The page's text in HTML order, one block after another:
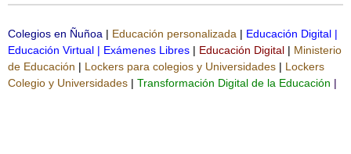
Colegios en Ñuñoa | Educación personalizada | Educación Digital |
Educación Virtual | Exámenes Libres | Educación Digital | Ministerio
de Educación | Lockers para colegios y Universidades | Lockers
Colegio y Universidades | Transformación Digital de la Educación |